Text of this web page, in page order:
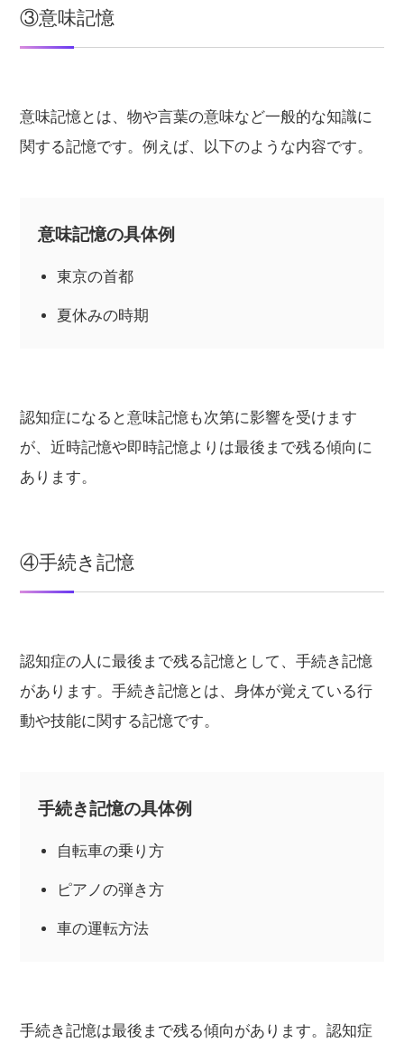
③意味記憶
意味記憶とは、物や言葉の意味など一般的な知識に
関する記憶です。例えば、以下のような内容です。
意味記憶の具体例
東京の首都
夏休みの時期
認知症になると意味記憶も次第に影響を受けます
が、近時記憶や即時記憶よりは最後まで残る傾向に
あります。
④手続き記憶
認知症の人に最後まで残る記憶として、手続き記憶
があります。手続き記憶とは、身体が覚えている行
動や技能に関する記憶です。
手続き記憶の具体例
自転車の乗り方
ピアノの弾き方
車の運転方法
手続き記憶は最後まで残る傾向があります。認知症